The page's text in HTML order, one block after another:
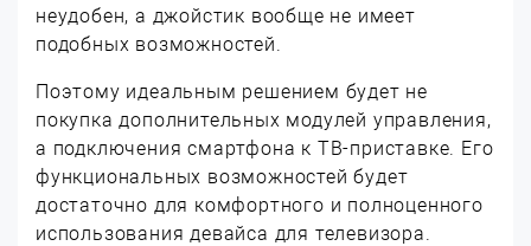
неудобен, а джойстик вообще не имеет
подобных возможностей.
Поэтому идеальным решением будет не
покупка дополнительных модулей управления,
а подключения смартфона к ТВ-приставке. Его
функциональных возможностей будет
достаточно для комфортного и полноценного
использования девайса для телевизора.